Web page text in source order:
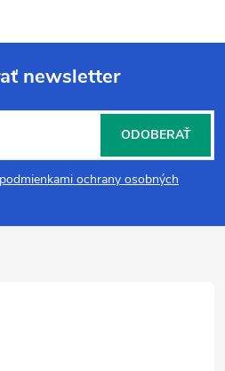
newsletter
podmienkami ochrany osobných
ODOBERAŤ